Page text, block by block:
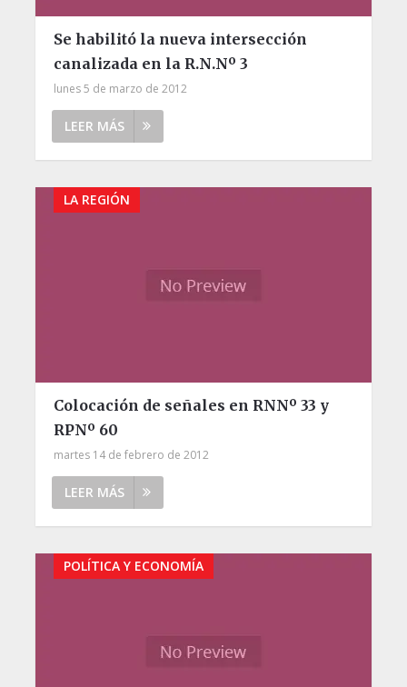
Se habilitó la nueva intersección
canalizada en la R.N.Nº 3
lunes 5 de marzo de 2012
LEER MÁS
LA REGIÓN
Colocación de señales en RNNº 33 y
RPNº 60
martes 14 de febrero de 2012
LEER MÁS
POLÍTICA Y ECONOMÍA